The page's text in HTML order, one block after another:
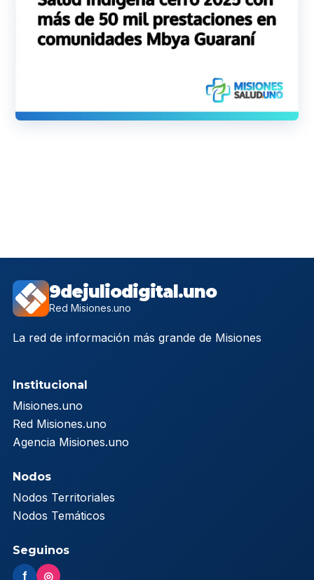
9dejuliodigital.uno
Red Misiones.uno
La red de información más grande de Misiones
Institucional
Misiones.uno
Red Misiones.uno
Agencia Misiones.uno
Nodos
Nodos Territoriales
Nodos Temáticos
Seguinos
f ◎